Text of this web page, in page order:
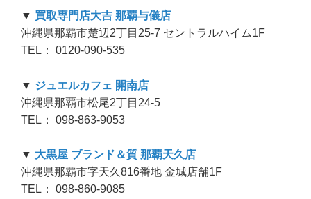
▼ 買取専門店大吉 那覇与儀店
沖縄県那覇市楚辺2丁目25-7 セントラルハイム1F
TEL： 0120-090-535
▼ ジュエルカフェ 開南店
沖縄県那覇市松尾2丁目24-5
TEL： 098-863-9053
▼ 大黒屋 ブランド＆質 那覇天久店
沖縄県那覇市字天久816番地 金城店舗1F
TEL： 098-860-9085